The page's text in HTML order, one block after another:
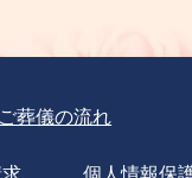
ご葬儀の流れ
個人情報保